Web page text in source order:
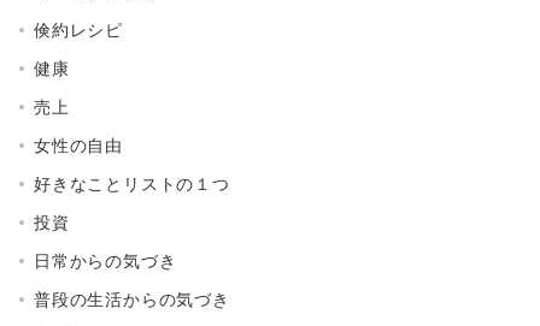
倹約レシピ
健康
売上
女性の自由
好きなことリストの１つ
投資
日常からの気づき
普段の生活からの気づき